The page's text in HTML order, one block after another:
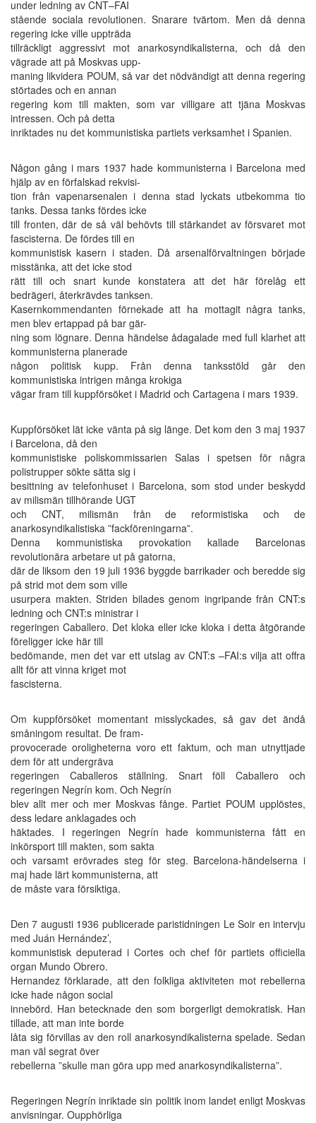
under ledning av CNT–FAI
stående sociala revolutionen. Snarare tvärtom. Men då denna
regering icke ville uppträda
tillräckligt aggressivt mot anarkosyndikalisterna, och då den
vägrade att på Moskvas upp-
maning likvidera POUM, så var det nödvändigt att denna regering
störtades och en annan
regering kom till makten, som var villigare att tjäna Moskvas
intressen. Och på detta
inriktades nu det kommunistiska partiets verksamhet i Spanien.
Någon gång i mars 1937 hade kommunisterna i Barcelona med
hjälp av en förfalskad rekvisi-
tion från vapenarsenalen i denna stad lyckats utbekomma tio
tanks. Dessa tanks fördes icke
till fronten, där de så väl behövts till stärkandet av försvaret mot
fascisterna. De fördes till en
kommunistisk kasern i staden. Då arsenalförvaltningen började
misstänka, att det icke stod
rätt till och snart kunde konstatera att det här förelåg ett
bedrägeri, återkrävdes tanksen.
Kasernkommendanten förnekade att ha mottagit några tanks,
men blev ertappad på bar gär-
ning som lögnare. Denna händelse ådagalade med full klarhet att
kommunisterna planerade
någon politisk kupp. Från denna tanksstöld går den
kommunistiska intrigen många krokiga
vägar fram till kuppförsöket i Madrid och Cartagena i mars 1939.
Kuppförsöket lät icke vänta på sig länge. Det kom den 3 maj 1937
i Barcelona, då den
kommunistiske poliskommissarien Salas i spetsen för några
polistrupper sökte sätta sig i
besittning av telefonhuset i Barcelona, som stod under beskydd
av milismän tillhörande UGT
och CNT, milismän från de reformistiska och de
anarkosyndikalistiska ”fackföreningarna”.
Denna kommunistiska provokation kallade Barcelonas
revolutionära arbetare ut på gatorna,
där de liksom den 19 juli 1936 byggde barrikader och beredde sig
på strid mot dem som ville
usurpera makten. Striden bilades genom ingripande från CNT:s
ledning och CNT:s ministrar i
regeringen Caballero. Det kloka eller icke kloka i detta åtgörande
föreligger icke här till
bedömande, men det var ett utslag av CNT:s –FAI:s vilja att offra
allt för att vinna kriget mot
fascisterna.
Om kuppförsöket momentant misslyckades, så gav det ändå
småningom resultat. De fram-
provocerade oroligheterna voro ett faktum, och man utnyttjade
dem för att undergräva
regeringen Caballeros ställning. Snart föll Caballero och
regeringen Negrín kom. Och Negrín
blev allt mer och mer Moskvas fånge. Partiet POUM upplöstes,
dess ledare anklagades och
häktades. I regeringen Negrín hade kommunisterna fått en
inkörsport till makten, som sakta
och varsamt erövrades steg för steg. Barcelona-händelserna i
maj hade lärt kommunisterna, att
de måste vara försiktiga.
Den 7 augusti 1936 publicerade paristidningen Le Soir en intervju
med Juán Hernández’,
kommunistisk deputerad i Cortes och chef för partiets officiella
organ Mundo Obrero.
Hernandez förklarade, att den folkliga aktiviteten mot rebellerna
icke hade någon social
innebörd. Han betecknade den som borgerligt demokratisk. Han
tillade, att man inte borde
låta sig förvillas av den roll anarkosyndikalisterna spelade. Sedan
man väl segrat över
rebellerna ”skulle man göra upp med anarkosyndikalisterna”.
Regeringen Negrín inriktade sin politik inom landet enligt Moskvas
anvisningar. Oupphörliga